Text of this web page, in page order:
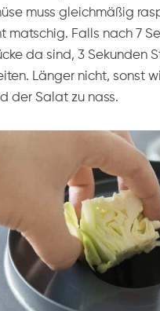
muss gleichmäßig
matschig. Falls nach 7
da sind, 3 Sekunden
Länger nicht, sonst
der Salat zu nass.